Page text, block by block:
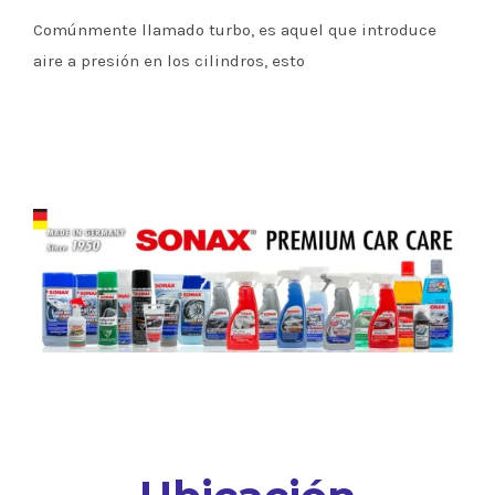
Comúnmente llamado turbo, es aquel que introduce
aire a presión en los cilindros, esto